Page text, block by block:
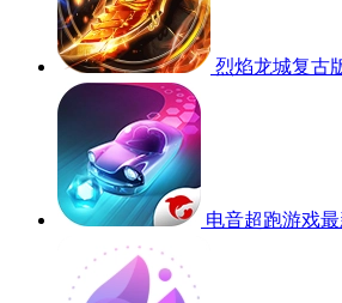
烈焰龙城复古
电音超跑游戏最